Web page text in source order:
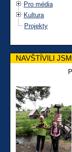
Pro média
Kultura
Projekty
NAVŠTÍVILI